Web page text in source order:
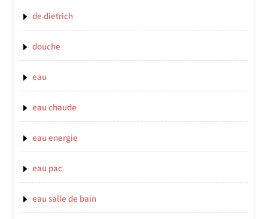
de dietrich
douche
eau
eau chaude
eau energie
eau pac
eau salle de bain